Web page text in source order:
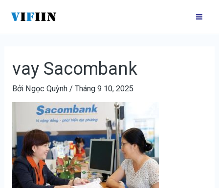
nội
vay Sacombank
Bởi Ngọc Quỳnh /Tháng 9 10, 2025
hướng
bài